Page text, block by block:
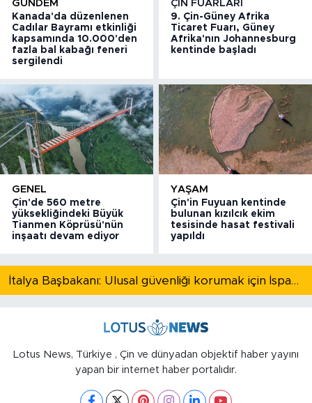
GÜNDEM
Kanada'da düzenlenen
Cadılar Bayramı etkinliği
kapsamında 10.000'den
fazla bal kabağı feneri
sergilendi
ÇIN FUARLARI
9. Çin-Güney Afrika
Ticaret Fuarı, Güney
Afrika'nın Johannesburg
kentinde başladı
GENEL
Çin'de 560 metre
yüksekliğindeki Büyük
Tianmen Köprüsü'nün
inşaatı devam ediyor
YAŞAM
Çin'in Fuyuan kentinde
bulunan kızılcık ekim
tesisinde hasat festivali
yapıldı
İtalya Başbakanı: Ulusal güvenliği korumak için İspanya ile Schengen kapsamındaki serbest dolaşımı askıya alıyoruz
Lotus News, Türkiye , Çin ve dünyadan objektif haber yayını
yapan bir internet haber portalıdır.